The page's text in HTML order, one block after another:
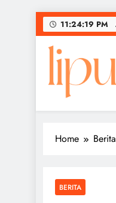
Skip
to
content
11:24:20 PM
Home Berita
BERITA